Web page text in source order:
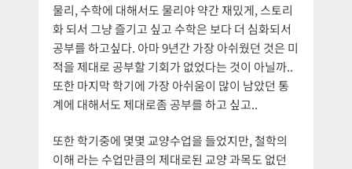
물리, 수학에 대해서도 물리야 약간 재밌게, 스토리
화 되서 그냥 즐기고 싶고 수학은 보다 더 심화되서
공부를 하고싶다. 아마 9년간 가장 아쉬웠던 것은 미
적을 제대로 공부할 기회가 없었다는 것이 아닐까..
또한 마지막 학기에 가장 아쉬움이 많이 남았던 통
계에 대해서도 제대로좀 공부를 하고 싶고..
또한 학기중에 몇몇 교양수업을 들었지만, 철학의
이해 라는 수업만큼의 제대로된 교양 과목도 없던